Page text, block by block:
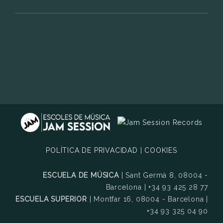
POLÍTICA DE PRIVACIDAD COOKIES
ESCUELA DE MÚSICA| Sant Germà 8, 08004 -
Barcelona | +34 93 425 28 77
ESCUELA SUPERIOR | Montfar 16, 08004 - Barcelona |
+34 93 325 04 90